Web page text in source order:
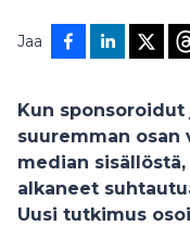
Jaa
Kun
suuremman osan
median
alkaneet
Uusi tutkimus